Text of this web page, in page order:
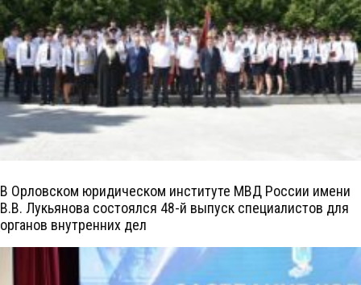
В Орловском юридическом институте МВД России имени
В.В. Лукьянова состоялся 48-й выпуск специалистов для
органов внутренних дел